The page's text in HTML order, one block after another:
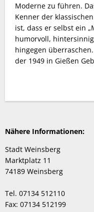
Moderne zu führen.
Kenner der
ist, dass er selbst ein
humorvoll,
hingegen
der 1949 in Gießen
Nähere Informationen:
Stadt Weinsberg
Marktplatz 11
74189 Weinsberg
Tel. 07134 512110
Fax: 07134 512199